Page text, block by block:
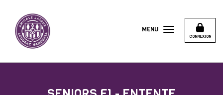
CONNEXION
MENU